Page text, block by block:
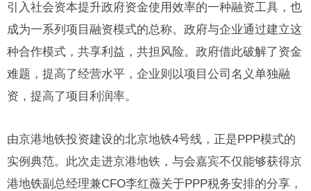
引入社会资本提升政府资金使用效率的一种融资工具，也
成为一系列项目融资模式的总称。政府与企业通过建立这
种合作模式，共享利益，共担风险。政府借此破解了资金
难题，提高了经营水平，企业则以项目公司名义单独融
资，提高了项目利润率。
由京港地铁投资建设的北京地铁4号线，正是PPP模式的
实例典范。此次走进京港地铁，与会嘉宾不仅能够获得京
港地铁副总经理兼CFO李红薇关于PPP税务安排的分享，